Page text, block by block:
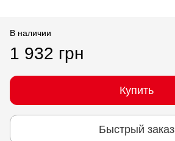
В наличии
1 932 грн
Купить
Быстрый заказ